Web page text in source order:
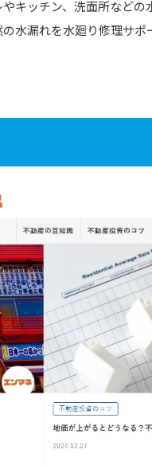
キッチン、洗面所など
水漏れを水廻り修理サ